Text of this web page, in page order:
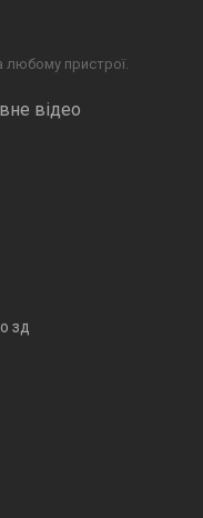
любому пристрої.
відео
зд